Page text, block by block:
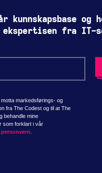
kunnskapsbase og
ekspertisen fra IT-
markedsførings- og
fra The Codest og til at The
behandle mine
som forklart i vår